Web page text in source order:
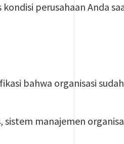
perusahaan Anda
bahwa organisasi
manajemen